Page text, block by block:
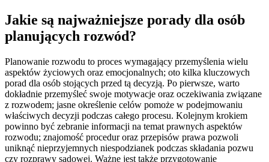
Jakie są najważniejsze porady dla osób
planujących rozwód?
Planowanie rozwodu to proces wymagający przemyślenia wielu
aspektów życiowych oraz emocjonalnych; oto kilka kluczowych
porad dla osób stojących przed tą decyzją. Po pierwsze, warto
dokładnie przemyśleć swoje motywacje oraz oczekiwania związane
z rozwodem; jasne określenie celów pomoże w podejmowaniu
właściwych decyzji podczas całego procesu. Kolejnym krokiem
powinno być zebranie informacji na temat prawnych aspektów
rozwodu; znajomość procedur oraz przepisów prawa pozwoli
uniknąć nieprzyjemnych niespodzianek podczas składania pozwu
czy rozprawy sądowej. Ważne jest także przygotowanie